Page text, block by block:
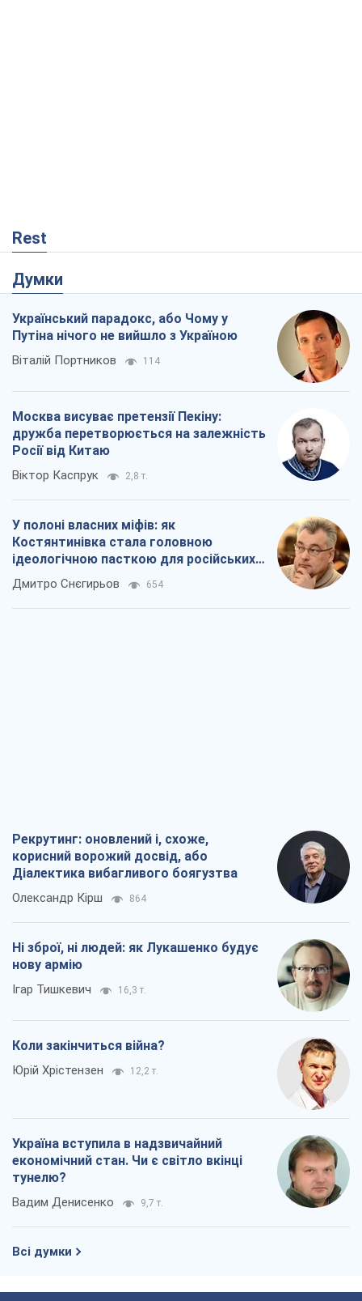
Rest
Думки
Український парадокс, або Чому у
Путіна нічого не вийшло з Україною
Віталій Портников 114
Москва висуває претензії Пекіну:
дружба перетворюється на залежність
Росії від Китаю
Віктор Каспрук 2,8 т.
У полоні власних міфів: як
Костянтинівка стала головною
ідеологічною пасткою для російських
окупантів
Дмитро Снєгирьов 654
Рекрутинг: оновлений і, схоже,
корисний ворожий досвід, або
Діалектика вибагливого боягузтва
Олександр Кірш 864
Ні зброї, ні людей: як Лукашенко будує
нову армію
Ігар Тишкевич 16,3 т.
Коли закінчиться війна?
Юрій Хрістензен 12,2 т.
Україна вступила в надзвичайний
економічний стан. Чи є світло вкінці
тунелю?
Вадим Денисенко 9,7 т.
Всі думки